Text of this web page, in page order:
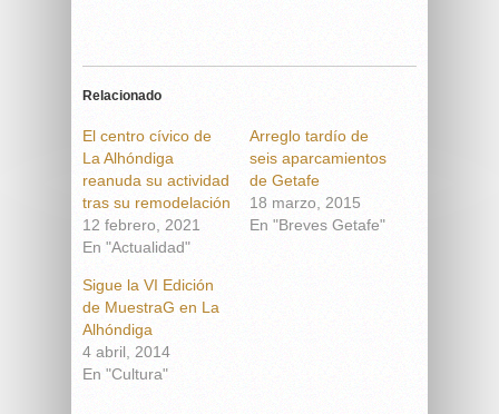
Relacionado
El centro cívico de
La Alhóndiga
reanuda su actividad
tras su remodelación
12 febrero, 2021
En "Actualidad"
Arreglo tardío de
seis aparcamientos
de Getafe
18 marzo, 2015
En "Breves Getafe"
Sigue la VI Edición
de MuestraG en La
Alhóndiga
4 abril, 2014
En "Cultura"